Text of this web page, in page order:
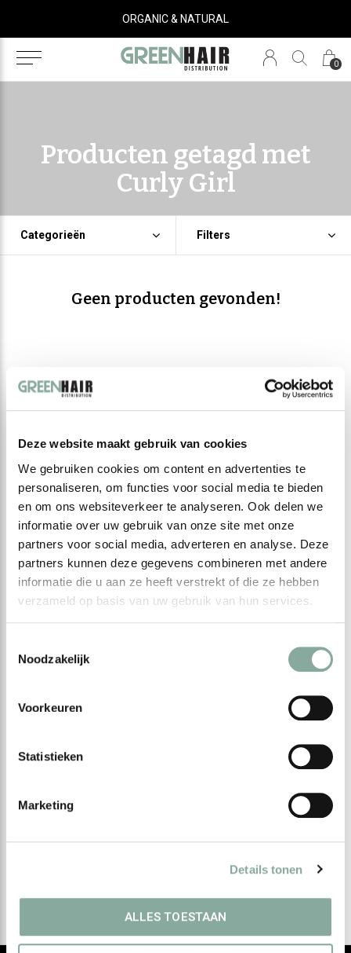
Deze website maakt gebruik van cookies
We gebruiken cookies om content en advertenties te
personaliseren, om functies voor social media te bieden
en om ons websiteverkeer te analyseren. Ook delen we
informatie over uw gebruik van onze site met onze
partners voor social media, adverteren en analyse. Deze
partners kunnen deze gegevens combineren met andere
informatie die u aan ze heeft verstrekt of die ze hebben
verzameld op basis van uw gebruik van hun services.
Noodzakelijk
Voorkeuren
Statistieken
Marketing
Details tonen
ALLES TOESTAAN
0
ORGANIC & NATURAL
Producten getagd met
Curly Girl
Categorieën Filters
Geen producten gevonden!
Meld je aan voor onze
Ontvang de nieuwste aanbiedingen en promoties